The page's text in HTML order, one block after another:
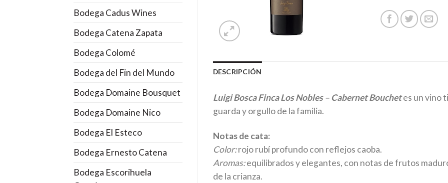
Bodega Cadus Wines
Bodega Catena Zapata
Bodega Colomé
Bodega del Fin del Mundo
Bodega Domaine Bousquet
Bodega Domaine Nico
Bodega El Esteco
Bodega Ernesto Catena
Bodega Escorihuela
DESCRIPCIÓN
Luigi Bosca Finca Los Nobles – Cabernet Bouchetes un vino
guarda y orgullo de la familia.
Notas de cata:
Color:rojo rubí profundo con reflejos caoba.
Aromas:equilibrados y elegantes, con notas de frutos
de la crianza.